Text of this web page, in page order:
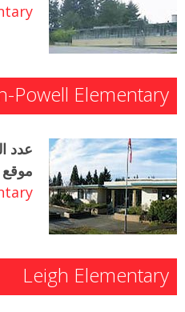
Powell Elementary
عدد
موقع
Leigh Elementary